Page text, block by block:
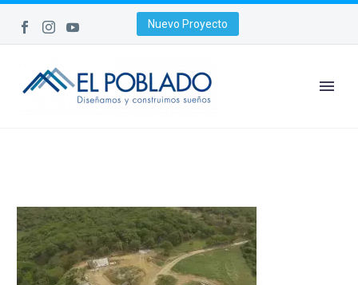
Nuevo Proyecto